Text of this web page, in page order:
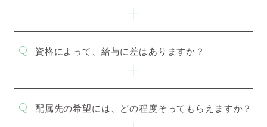
資格によって、給与に差はありますか？
配属先の希望には、どの程度そってもらえますか？